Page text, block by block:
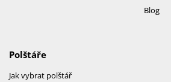
Blog
Polštáře
Jak vybrat polštář